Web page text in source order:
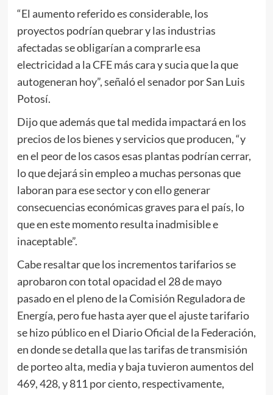
“El aumento referido es considerable, los
proyectos podrían quebrar y las industrias
afectadas se obligarían a comprarle esa
electricidad a la CFE más cara y sucia que la que
autogeneran hoy”, señaló el senador por San Luis
Potosí.
Dijo que además que tal medida impactará en los
precios de los bienes y servicios que producen, “y
en el peor de los casos esas plantas podrían cerrar,
lo que dejará sin empleo a muchas personas que
laboran para ese sector y con ello generar
consecuencias económicas graves para el país, lo
que en este momento resulta inadmisible e
inaceptable”.
Cabe resaltar que los incrementos tarifarios se
aprobaron con total opacidad el 28 de mayo
pasado en el pleno de la Comisión Reguladora de
Energía, pero fue hasta ayer que el ajuste tarifario
se hizo público en el Diario Oficial de la Federación,
en donde se detalla que las tarifas de transmisión
de porteo alta, media y baja tuvieron aumentos del
469, 428, y 811 por ciento, respectivamente,